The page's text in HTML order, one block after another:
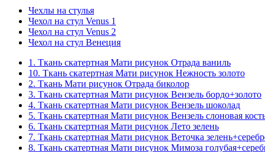
Чехлы на стулья
Чехол на стул Venus 1
Чехол на стул Venus 2
Чехол на стул Венеция
1. Ткань скатертная Мати рисунок Отрада ваниль
10. Ткань скатертная Мати рисунок Нежность золото
2. Ткань Мати рисунок Отрада биколор
3. Ткань скатертная Мати рисунок Вензель бордо+золото
4. Ткань скатертная Мати рисунок Вензель шоколад
5. Ткань скатертная Мати рисунок Вензель слоновая
6. Ткань скатертная Мати рисунок Лето зелень
7. Ткань скатертная Мати рисунок Веточка
8. Ткань скатертная Мати рисунок Мимоза